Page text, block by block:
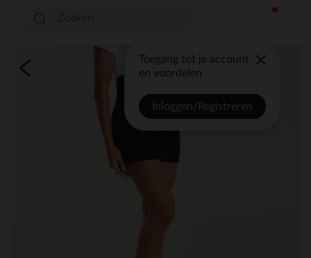
Toegang tot je account
en voordelen
Inloggen/Registreren